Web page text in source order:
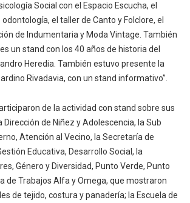
Social con el Espacio Escucha, el
el taller de Canto y Folclore, el
de Indumentaria y Moda Vintage. También
un stand con los 40 años de historia del
Heredia. También estuvo presente la
Rivadavia, con un stand informativo”.
de la actividad con stand sobre sus
de Niñez y Adolescencia, la Sub
Atención al Vecino, la Secretaría de
Educativa, Desarrollo Social, la
Género y Diversidad, Punto Verde, Punto
de Trabajos Alfa y Omega, que mostraron
de tejido, costura y panadería; la Escuela de